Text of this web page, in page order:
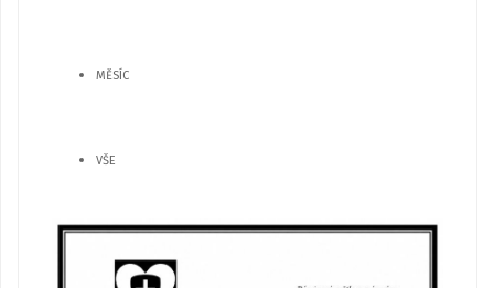
MĚSÍC
VŠE